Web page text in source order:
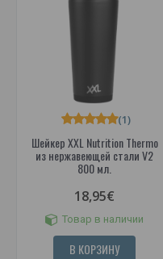
Шейкер XXL Nutrition Thermo
из нержавеющей стали V2
800 мл.
(1)
18,95€
Товар в наличии
В КОРЗИНУ